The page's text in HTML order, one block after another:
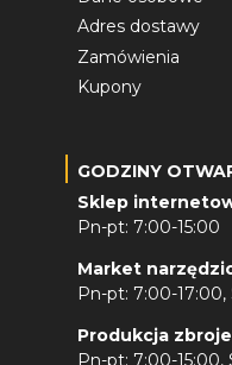
Adres dostawy
Zamówienia
Kupony
GODZINY
Sklep
Pn-pt: 7:00-15:00
Market
Pn-pt: 7:00-17:00,
Produkcja
Pn-pt: 7:00-15:00,